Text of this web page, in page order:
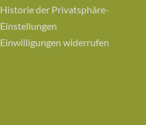
Historie der Privatsphäre-
Einstellungen
Einwilligungen widerrufen